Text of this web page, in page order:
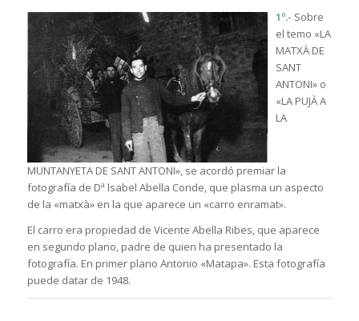
1º.- Sobre
el temo «LA
MATXÀ DE
SANT
ANTONI» o
«LA PUJÀ A
LA
MUNTANYETA DE SANT ANTONI», se acordó premiar la
fotografía de Dª lsabel Abella Conde, que plasma un aspecto
de la «matxà» en la que aparece un «carro enramat».
El carro era propiedad de Vicente Abella Ribes, que aparece
en segundo plano, padre de quien ha presentado la
fotografía. En primer plano Antonio «Matapa». Esta fotografía
puede datar de 1948.